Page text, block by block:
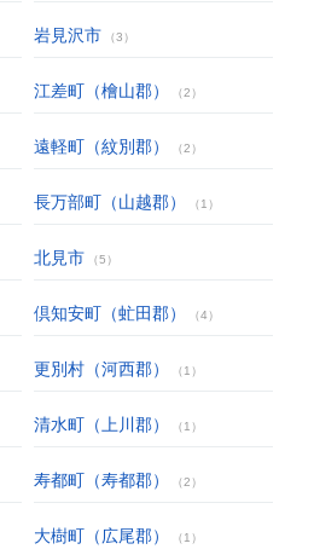
岩見沢市 （3）
江差町（檜山郡） （2）
遠軽町（紋別郡） （2）
長万部町（山越郡） （1）
北見市 （5）
倶知安町（虻田郡） （4）
更別村（河西郡） （1）
清水町（上川郡） （1）
寿都町（寿都郡） （2）
大樹町（広尾郡） （1）